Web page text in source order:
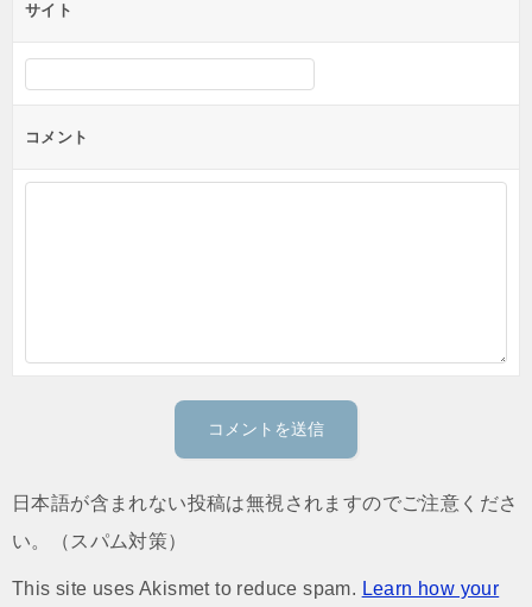
サイト
コメント
日本語が含まれない投稿は無視されますのでご注意くださ
い。（スパム対策）
This site uses Akismet to reduce spam. Learn how your